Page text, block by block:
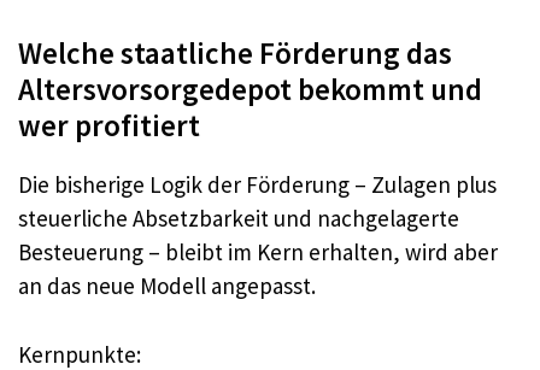
Welche staatliche Förderung das
Altersvorsorgedepot bekommt und
wer profitiert
Die bisherige Logik der Förderung – Zulagen plus
steuerliche Absetzbarkeit und nachgelagerte
Besteuerung – bleibt im Kern erhalten, wird aber
an das neue Modell angepasst.
Kernpunkte: